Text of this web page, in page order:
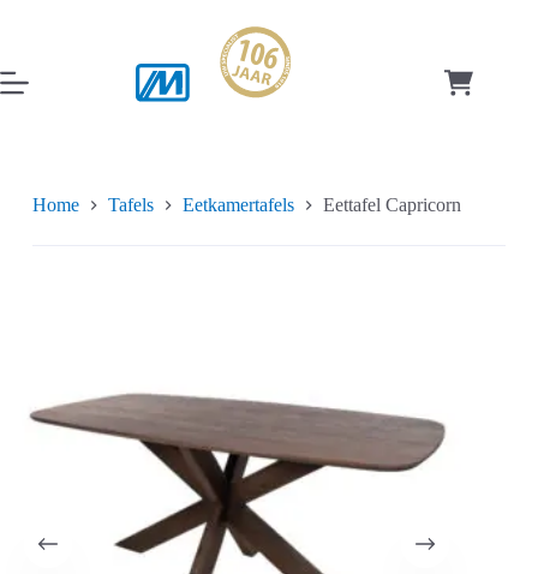
inhoud
Home Tafels Eetkamertafels Eettafel Capricorn